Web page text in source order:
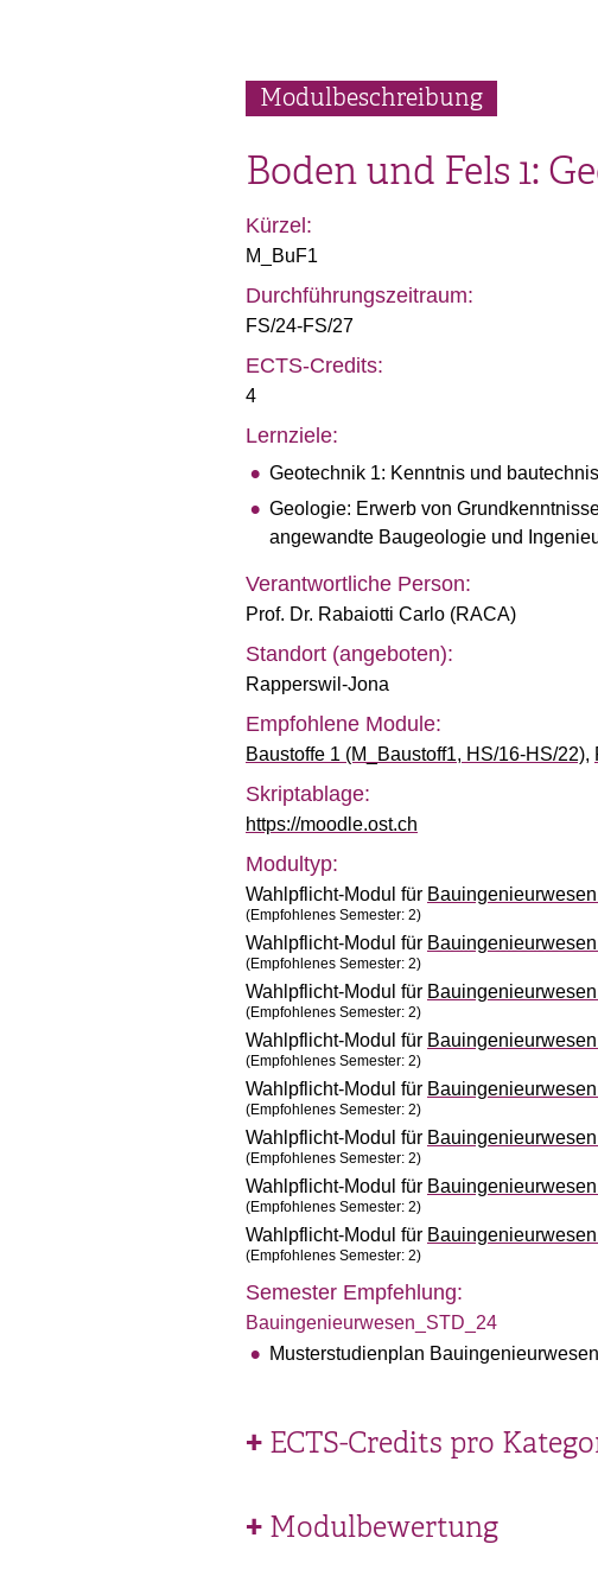
Modulbeschreibung
Boden und Fels 1:
Kürzel:
M_BuF1
Durchführungszeitraum:
FS/24-FS/27
ECTS-Credits:
4
Lernziele:
Geotechnik 1: Kenntnis und
Geologie: Erwerb von
angewandte Baugeologie und
Verantwortliche Person:
Prof. Dr. Rabaiotti Carlo (RACA)
Standort (angeboten):
Rapperswil-Jona
Empfohlene Module:
Baustoffe 1 (M_Baustoff1, HS/16-HS/22),
Skriptablage:
https://moodle.ost.ch
Modultyp:
Wahlpflicht-Modul für
(Empfohlenes Semester: 2)
Wahlpflicht-Modul für
(Empfohlenes Semester: 2)
Wahlpflicht-Modul für
(Empfohlenes Semester: 2)
Wahlpflicht-Modul für
(Empfohlenes Semester: 2)
Wahlpflicht-Modul für
(Empfohlenes Semester: 2)
Wahlpflicht-Modul für
(Empfohlenes Semester: 2)
Wahlpflicht-Modul für
(Empfohlenes Semester: 2)
Wahlpflicht-Modul für
(Empfohlenes Semester: 2)
Semester Empfehlung:
Bauingenieurwesen_STD_24
Musterstudienplan
ECTS-Credits pro
Modulbewertung